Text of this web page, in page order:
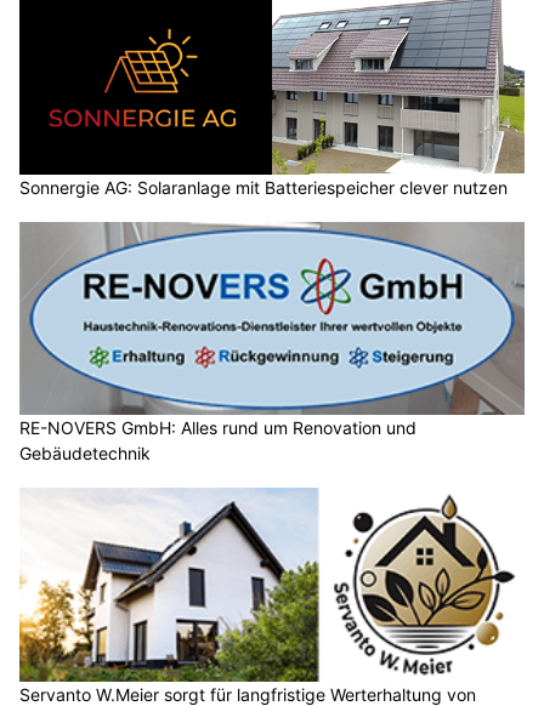
Sonnergie AG: Solaranlage mit Batteriespeicher clever nutzen
RE-NOVERS GmbH: Alles rund um Renovation und
Gebäudetechnik
Servanto W.Meier sorgt für langfristige Werterhaltung von